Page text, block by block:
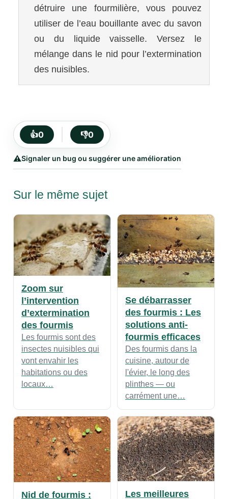
détruire une fourmilière, vous pouvez
utiliser de l’eau bouillante avec du savon
ou du liquide vaisselle. Versez le
mélange dans le nid pour l’extermination
des nuisibles.
👍0 👎0
⚠️Signaler un bug ou suggérer une amélioration
Sur le même sujet
Zoom sur
l’intervention
d’extermination
des fourmis
Les fourmis sont des
insectes nuisibles qui
vont envahir les
habitations ou des
locaux…
Se débarrasser
des fourmis : Les
solutions anti-
fourmis efficaces
Des fourmis dans la
cuisine, autour de
l'évier, le long des
plinthes — ou
carrément une…
Nid de fourmis : Les meilleures